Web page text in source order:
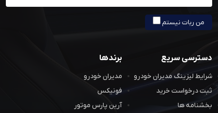
من ربات نیستم
دسترسی سریع
شرایط لیزینگ مدیران خودرو
ثبت درخواست خرید
بخشنامه ها
برندها
مدیران خودرو
فونیکس
آرین پارس موتور